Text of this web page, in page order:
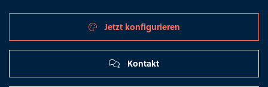
Jetzt konfigurieren
Kontakt